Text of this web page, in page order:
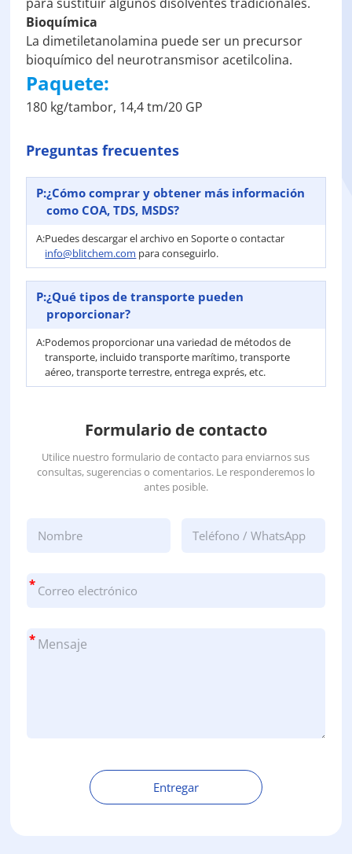
Bioquímica
La dimetiletanolamina puede ser un precursor
bioquímico del neurotransmisor acetilcolina.
Paquete:
180 kg/tambor, 14,4 tm/20 GP
Preguntas frecuentes
P:¿Cómo comprar y obtener más información
como COA, TDS, MSDS?
A:Puedes descargar el archivo en Soporte o contactar
info@blitchem.com para conseguirlo.
P:¿Qué tipos de transporte pueden
proporcionar?
A:Podemos proporcionar una variedad de métodos de
transporte, incluido transporte marítimo, transporte
aéreo, transporte terrestre, entrega exprés, etc.
Formulario de contacto
Utilice nuestro formulario de contacto para enviarnos sus
consultas, sugerencias o comentarios. Le responderemos lo
antes posible.
*
*
Entregar